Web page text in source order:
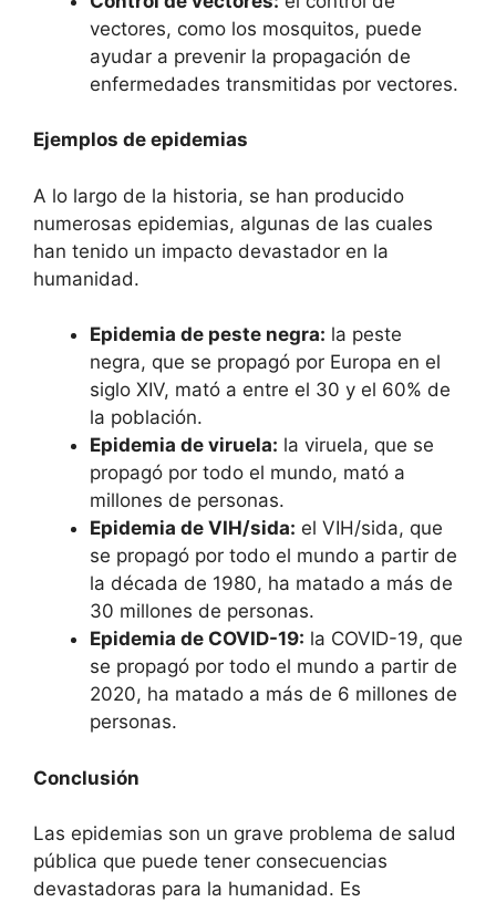
vectores, como los mosquitos, puede
ayudar a prevenir la propagación de
enfermedades transmitidas por vectores.
Ejemplos de epidemias
A lo largo de la historia, se han producido
numerosas epidemias, algunas de las cuales
han tenido un impacto devastador en la
humanidad.
Epidemia de peste negra: la peste
negra, que se propagó por Europa en el
siglo XIV, mató a entre el 30 y el 60% de
la población.
Epidemia de viruela: la viruela, que se
propagó por todo el mundo, mató a
millones de personas.
Epidemia de VIH/sida: el VIH/sida, que
se propagó por todo el mundo a partir de
la década de 1980, ha matado a más de
30 millones de personas.
Epidemia de COVID-19: la COVID-19, que
se propagó por todo el mundo a partir de
2020, ha matado a más de 6 millones de
personas.
Conclusión
Las epidemias son un grave problema de salud
pública que puede tener consecuencias
devastadoras para la humanidad. Es